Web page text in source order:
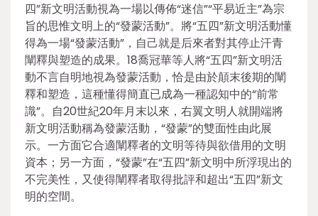
四”新文明活動視為一場以傳佈“迷信”“平易近主”為宗
旨的思惟文明上的“發蒙活動”。將“五四”新文明活動懂
得為一場“發蒙活動”，自己就是后來者對其停止汗青
闡釋與塑造的成果。18喬冠華等人將“五四”新文明活
動不言自明地視為發蒙活動，恰是由於顛末後期的闡
釋和塑造，這種懂得簡直已成為一種認知中的“前常
識”。自20世紀20年月末以來，右翼文明人就開端將
新文明活動稱為發蒙活動，“發蒙”的雙面性由此展
示。一方面它合適闡釋者的文明等待與欲借用的文明
資本；另一方面，“發蒙”在“五四”新文明中所浮現出的
不完美性，又使得闡釋者取得批評和超出“五四”新文
明的空間。